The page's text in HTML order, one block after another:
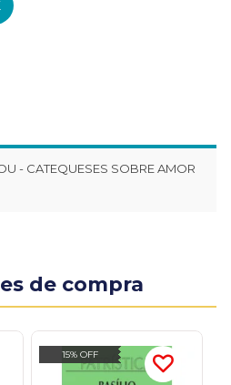
- CATEQUESES SOBRE AMOR
de compra
15% OFF